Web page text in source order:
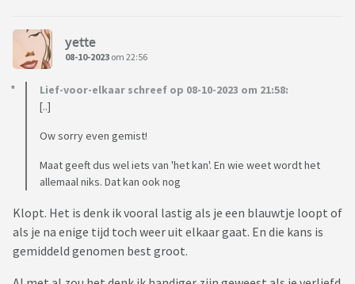
yette
08-10-2023 om 22:56
Lief-voor-elkaar schreef op 08-10-2023 om 21:58:
[..]
Ow sorry even gemist!
Maat geeft dus wel iets van 'het kan'. En wie weet wordt het
allemaal niks. Dat kan ook nog
Klopt. Het is denk ik vooral lastig als je een blauwtje loopt of
als je na enige tijd toch weer uit elkaar gaat. En die kans is
gemiddeld genomen best groot.